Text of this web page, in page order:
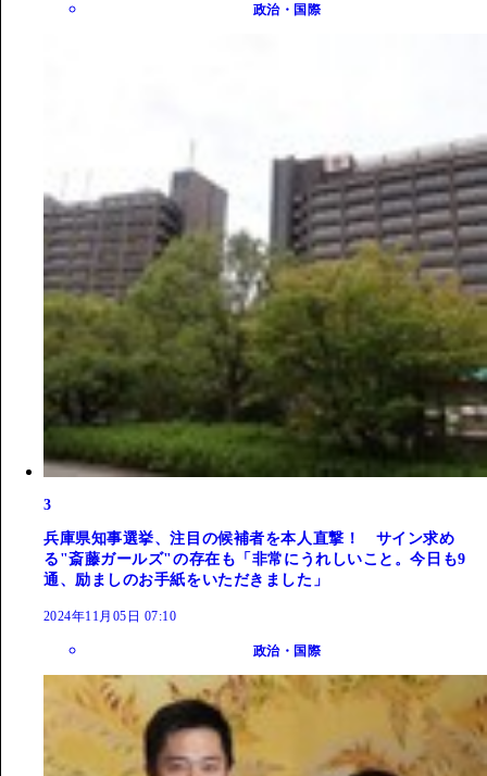
政治・国際
3
兵庫県知事選挙、注目の候補者を本人直撃！ サイン求め
る"斎藤ガールズ"の存在も「非常にうれしいこと。今日も9
通、励ましのお手紙をいただきました」
2024年11月05日 07:10
政治・国際